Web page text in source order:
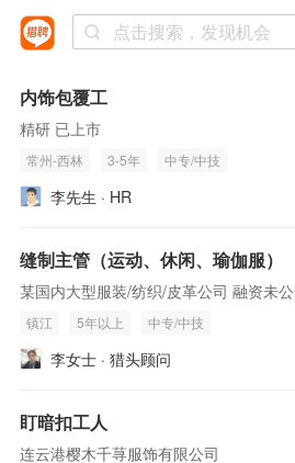
内饰包覆工
精研 已上市
常州-西林 3-5年 中专/中技
李先生 · HR
缝制主管（运动、休闲、瑜伽服）
某国内大型服装/纺织/皮革公司 融资未
镇江 5年以上 中专/中技
李女士 · 猎头顾问
盯暗扣工人
连云港樱木千荨服饰有限公司